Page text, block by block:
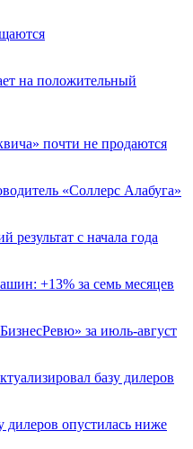
на положительный
почти не продаются
«Соллерс Алабуга»
результат с начала года
+13% за семь месяцев
за июль-август
базу дилеров
дилеров опустилась ниже